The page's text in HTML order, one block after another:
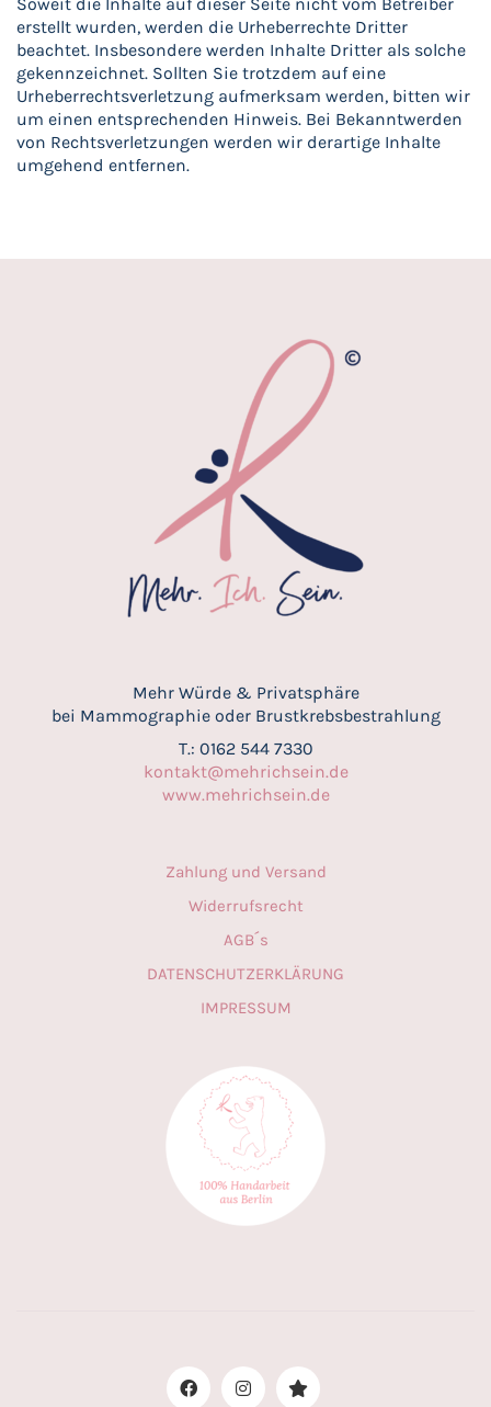
erstellt wurden, werden die Urheberrechte Dritter
beachtet. Insbesondere werden Inhalte Dritter als solche
gekennzeichnet. Sollten Sie trotzdem auf eine
Urheberrechtsverletzung aufmerksam werden, bitten wir
um einen entsprechenden Hinweis. Bei Bekanntwerden
von Rechtsverletzungen werden wir derartige Inhalte
umgehend entfernen.
Mehr Würde & Privatsphäre
bei Mammographie oder Brustkrebsbestrahlung
T.: 0162 544 7330
kontakt@mehrichsein.de
www.mehrichsein.de
Zahlung und Versand
Widerrufsrecht
AGB´s
DATENSCHUTZERKLÄRUNG
IMPRESSUM